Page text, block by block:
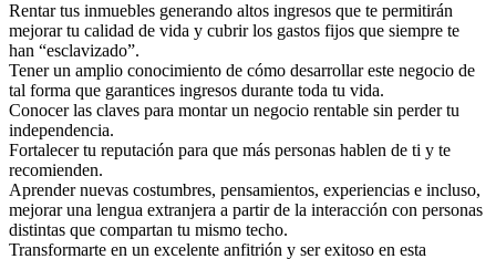
Rentar tus inmuebles generando altos ingresos que te permitirán
mejorar tu calidad de vida y cubrir los gastos fijos que siempre te
han “esclavizado”.
Tener un amplio conocimiento de cómo desarrollar este negocio de
tal forma que garantices ingresos durante toda tu vida.
Conocer las claves para montar un negocio rentable sin perder tu
independencia.
Fortalecer tu reputación para que más personas hablen de ti y te
recomienden.
Aprender nuevas costumbres, pensamientos, experiencias e incluso,
mejorar una lengua extranjera a partir de la interacción con personas
distintas que compartan tu mismo techo.
Transformarte en un excelente anfitrión y ser exitoso en esta